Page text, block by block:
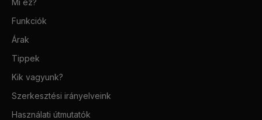
Mi ez?
Funkciók
Árak
Tippek
Kik vagyunk?
Szerkesztési irányelveink
Használati útmutatók